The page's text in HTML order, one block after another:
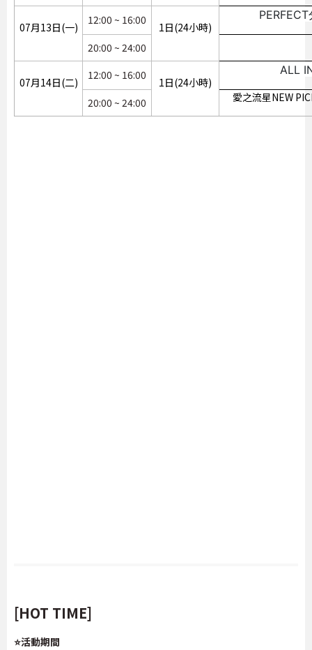
07月13日(一)
12:00 ~ 16:00
1日(24小時)
20:00 ~ 24:00
07月14日(二)
12:00 ~ 16:00
1日(24小時)
ALL
20:00 ~ 24:00 愛之流星NEW
[HOT TIME]
⭐活動期間